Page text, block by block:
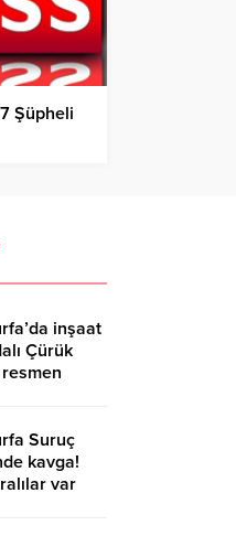
Şüpheli
inşaat
Çürük
Suruç
kavga!
var